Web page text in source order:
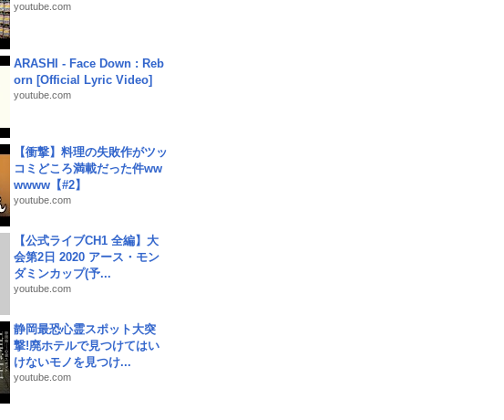
youtube.com
ARASHI - Face Down : Reb
orn [Official Lyric Video]
youtube.com
【衝撃】料理の失敗作がツッ
コミどころ満載だった件ww
wwww【#2】
youtube.com
【公式ライブCH1 全編】大
会第2日 2020 アース・モン
ダミンカップ(予...
youtube.com
静岡最恐心霊スポット大突
撃!廃ホテルで見つけてはい
けないモノを見つけ...
youtube.com